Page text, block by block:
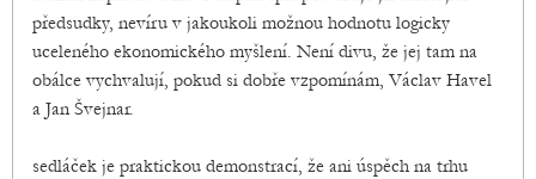
předsudky, nevíru v jakoukoli možnou hodnotu logicky
uceleného ekonomického myšlení. Není divu, že jej tam na
obálce vychvalují, pokud si dobře vzpomínám, Václav Havel
a Jan Švejnar.
sedláček je praktickou demonstrací, že ani úspěch na trhu